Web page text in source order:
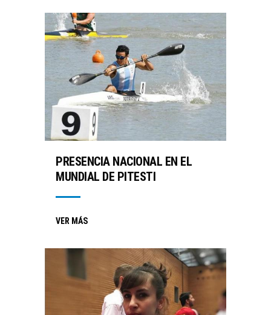
PRESENCIA NACIONAL EN EL
MUNDIAL DE PITESTI
VER MÁS